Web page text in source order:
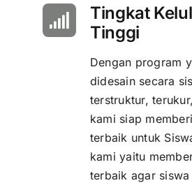
Tingkat
Tinggi
Dengan program
didesain secara
terstruktur,
kami siap
terbaik untuk
kami yaitu
terbaik agar